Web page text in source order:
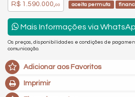
R$ 1.590.000,00 aceita permuta
Mais Informações via
Os preços, disponibilidades e condições de
comunicação.
Adicionar aos Favoritos
Imprimir